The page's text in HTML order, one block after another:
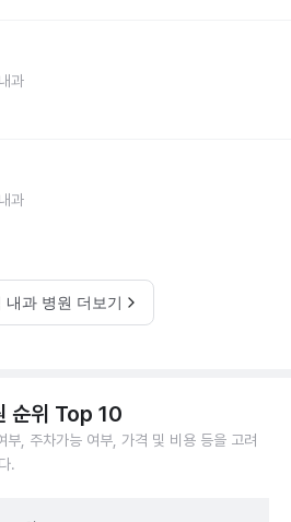
내과
내과
내과 병원 더보기
순위 Top 10
부, 주차가능 여부, 가격 및 비용 등을 고려
.